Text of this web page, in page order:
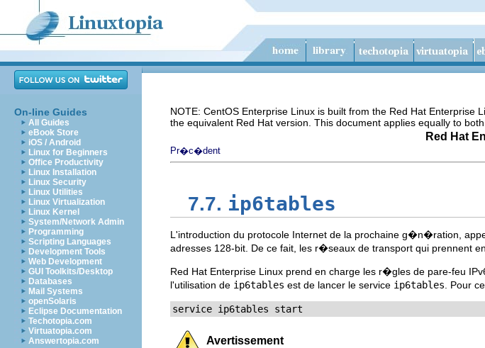
On-line Guides
All Guides
eBook Store
iOS / Android
Linux for Beginners
Office Productivity
Linux Installation
Linux Security
Linux Utilities
Linux Virtualization
Linux Kernel
System/Network Admin
Programming
Scripting Languages
Development Tools
Web Development
GUI Toolkits/Desktop
Databases
Mail Systems
openSolaris
Eclipse Documentation
Techotopia.com
Virtuatopia.com
Answertopia.com
NOTE: CentOS Enterprise Linux is built from the Red Hat
the equivalent Red Hat version. This document applies equally to
Red Hat
Pr�c�dent
7.7. ip6tables
L'introduction du protocole Internet de la prochaine g�n�ration,
adresses 128-bit. De ce fait, les r�seaux de transport qui prennent
Red Hat Enterprise Linux prend en charge les r�gles de pare-feu
l'utilisation de ip6tables est de lancer le service ip6tables . Pour
service ip6tables start
Avertissement